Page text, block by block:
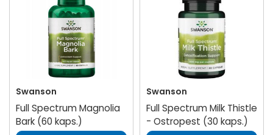
Swanson
Full Spectrum Magnolia
Bark (60 kaps.)
Swanson
Full Spectrum Milk Thistle
- Ostropest (30 kaps.)